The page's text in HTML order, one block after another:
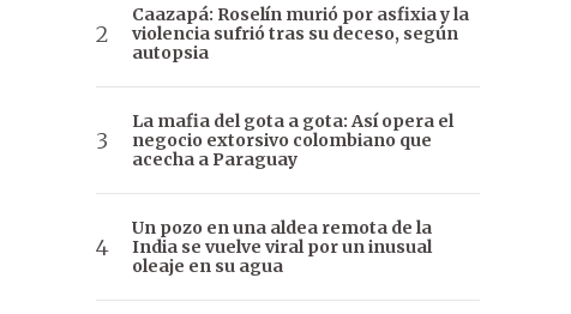
Caazapá: Roselín murió por asfixia y la
violencia sufrió tras su deceso, según
autopsia
La mafia del gota a gota: Así opera el
negocio extorsivo colombiano que
acecha a Paraguay
Un pozo en una aldea remota de la
India se vuelve viral por un inusual
oleaje en su agua